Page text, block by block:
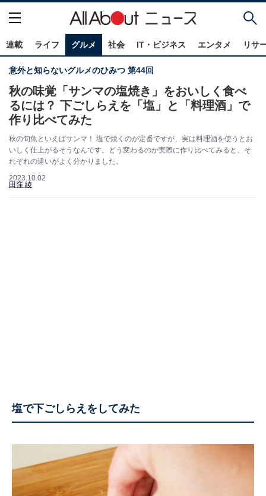
連載 ライフ グルメ 社会 IT・ビジネス エンタメ リサ
意外と知らないグルメのひみつ 第44回
秋の味覚「サンマの塩焼き」をおいしく食べ
るには？ 下ごしらえを「塩」と「料理酒」で
作り比べてみた
秋の旬魚といえばサンマ！ 塩で焼くのが定番ですが、実は料理酒を使うとお
いしく仕上がるそうなんです。どう変わるのか実際に作り比べてみると、そ
れぞれの違いがよく分かりました。
2023.10.02
田窪 綾
塩で下ごしらえをしてみた